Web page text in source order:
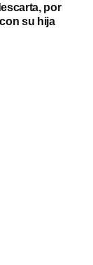
por
su hija